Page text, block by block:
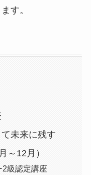
す。
未来に残す
～12月）
級認定講座